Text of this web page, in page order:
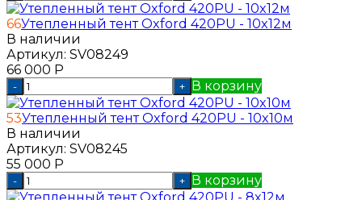
66Утепленный тент Oxford 420PU - 10x12м
В наличии
Артикул: SV08249
66 000 Р
- + В корзину
53Утепленный тент Oxford 420PU - 10x10м
В наличии
Артикул: SV08245
55 000 Р
- + В корзину